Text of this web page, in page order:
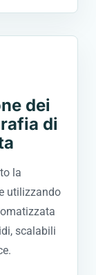
dei
di
la
utilizzando
scalabili